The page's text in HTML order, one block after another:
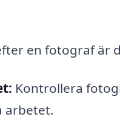
en fotograf är
Kontrollera
arbetet.